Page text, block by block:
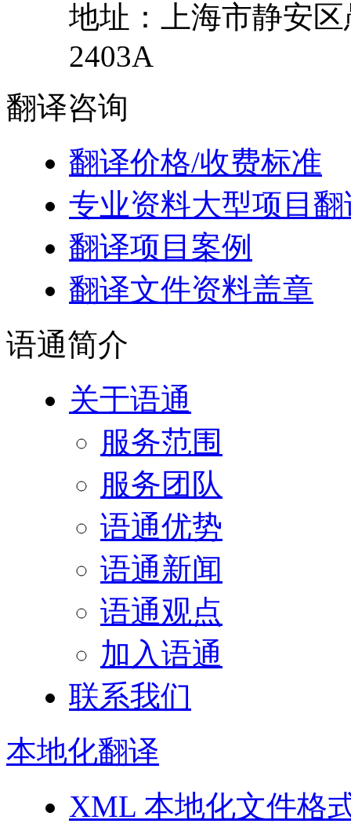
地址： 上海市静安区
2403A
翻译咨询
翻译价格/收费标准
专业资料大型项目翻
翻译项目案例
翻译文件资料盖章
语通简介
关于语通
服务范围
服务团队
语通优势
语通新闻
语通观点
加入语通
联系我们
本地化翻译
XML 本地化文件格